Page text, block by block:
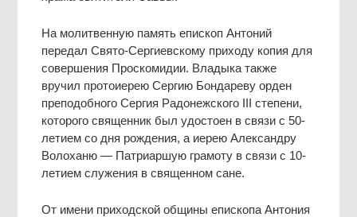
На молитвенную память епископ Антоний
передал Свято-Сергиевскому приходу копия для
совершения Проскомидии. Владыка также
вручил протоиерею Сергию Бондареву орден
преподобного Сергия Радонежского III степени,
которого священник был удостоен в связи с 50-
летием со дня рождения, а иерею Александру
Волоханю — Патриаршую грамоту в связи с 10-
летием служения в священном сане.
От имени приходской общины епископа Антония